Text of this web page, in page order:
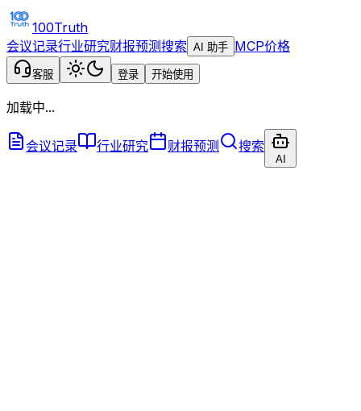
100Truth
会议记录行业研究财报预测搜索 AI 助手 MCP价格
客服 登录 开始使用
加载中...
会议记录 行业研究 财报预测 搜索
AI